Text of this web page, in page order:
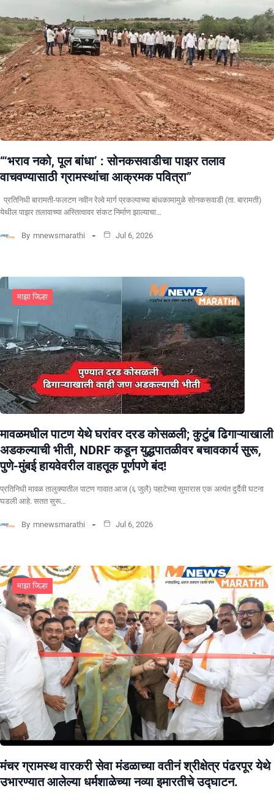
“‘भराव नको, पूल बांधा’ : सोनकसवाडीचा पाझर तलाव
वाचवण्यासाठी ग्रामस्थांचा आक्रमक पवित्रा”
प्रतिनिधी बारामती-फलटण नवीन रेल्वे मार्ग प्रकल्पाच्या बांधकामामुळे सोनकसवाडी (ता. बारामती)
येथील पाझर तलावाच्या अस्तित्वावर संकट निर्माण झाल्याचा…
By mnewsmarathi Jul 6, 2026
माझा जिल्हा
मावळमधील पाटण येथे घरांवर दरड कोसळली; कुटुंब ढिगाऱ्याखाली
अडकल्याची भीती, NDRF कडून युद्धपातळीवर बचावकार्य सुरू,
पुणे-मुंबई हायवेवरील वाहतूक पूर्णपणे बंद!
​प्रतिनिधी मावळ तालुक्यातील पाटण गावात आज (६ जुलै) पहाटेच्या सुमारास एक अत्यंत दुर्दैवी घटना
घडली आहे. सतत सुरू…
By mnewsmarathi Jul 6, 2026
माझा जिल्हा
मंचर ग्रामस्थ वारकरी सेवा मंडळाच्या वतीनं श्रीक्षेत्र पंढरपूर येथे
उभारण्यात आलेल्या धर्मशाळेच्या नव्या इमारतीचे उद्घाटन.